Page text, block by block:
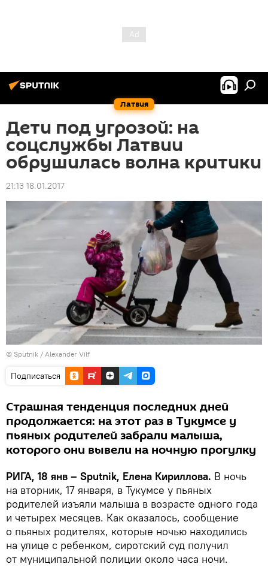
Латвия
Дети под угрозой: на
соцслужбы Латвии
обрушилась волна критики
21:13 18.01.2017
© Sputnik / Alexander Vilf
Подписаться
Страшная тенденция последних дней
продолжается: на этот раз в Тукумсе у
пьяных родителей забрали малыша,
которого они вывели на ночную прогулку
РИГА, 18 янв – Sputnik, Елена Кириллова. В ночь
на вторник, 17 января, в Тукумсе у пьяных
родителей изъяли малыша в возрасте одного года
и четырех месяцев. Как оказалось, сообщение
о пьяных родителях, которые ночью находились
на улице с ребенком, сиротский суд получил
от муниципальной полиции около часа ночи.